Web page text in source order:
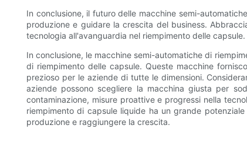
In conclusione, il futuro delle macchine semi-
produzione e guidare la crescita del business.
tecnologia all'avanguardia nel riempimento delle capsule.
In conclusione, le macchine semi-automatiche di
di riempimento delle capsule. Queste macchine
prezioso per le aziende di tutte le dimensioni.
aziende possono scegliere la macchina giusta per
contaminazione, misure proattive e progressi nella
riempimento di capsule liquide ha un grande
produzione e raggiungere la crescita.